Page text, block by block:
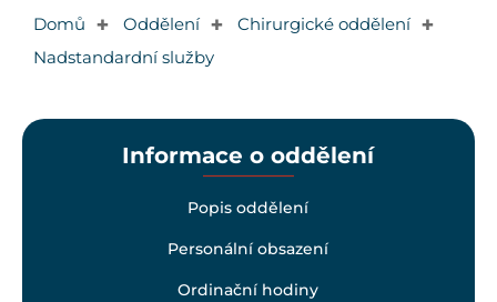
Domů ✚ Oddělení ✚ Chirurgické oddělení ✚
Nadstandardní služby
Informace o oddělení
Popis oddělení
Personální obsazení
Ordinační hodiny